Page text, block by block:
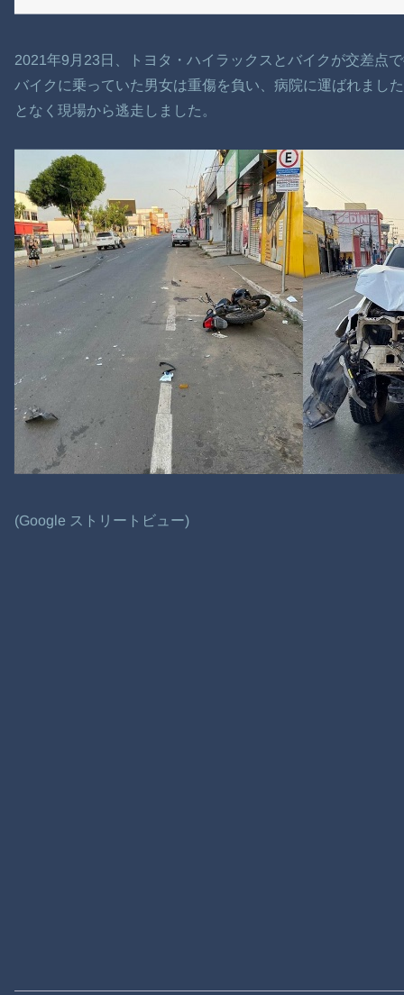
2021年9月23日、トヨタ・ハイラックスとバイクが交差点
バイクに乗っていた男女は重傷を負い、病院に運ばれまし
となく現場から逃走しました。
(Google ストリートビュー)